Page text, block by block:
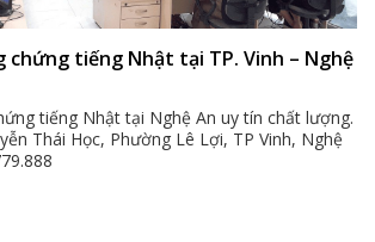
chứng tiếng Nhật tại TP. Vinh – Nghệ
tiếng Nhật tại Nghệ An uy tín chất lượng.
Thái Học, Phường Lê Lợi, TP Vinh, Nghệ